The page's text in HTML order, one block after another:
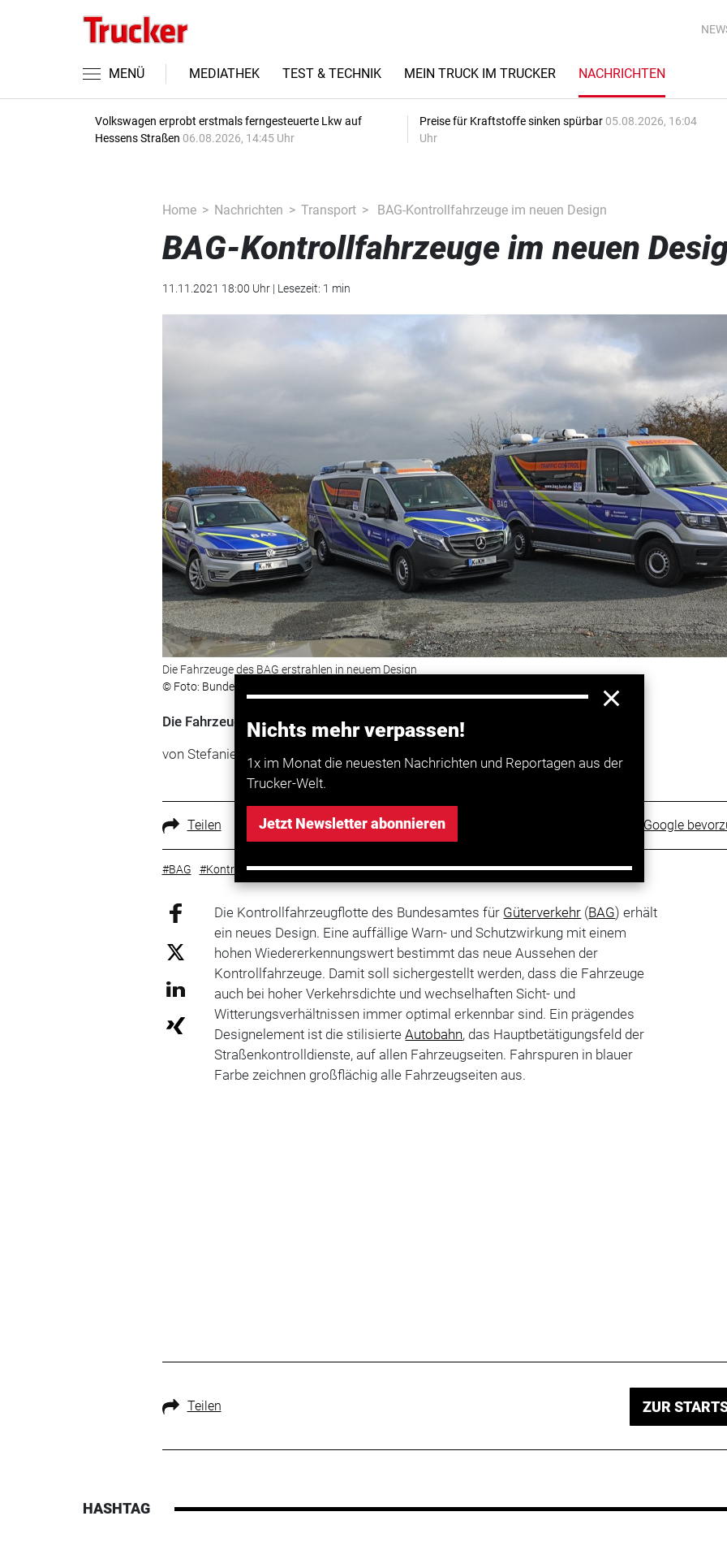
MENÜ MEDIATHEK TEST & TECHNIK MEIN TRUCK IM TRUCKER NACHRICHTEN
Volkswagen erprobt erstmals ferngesteuerte Lkw auf
Hessens Straßen 06.08.2026, 14:45 Uhr
Preise für Kraftstoffe sinken spürbar 05.08.2026, 16:04
Uhr
Home Nachrichten Transport BAG-Kontrollfahrzeuge im neuen Design
BAG-Kontrollfahrzeuge im neuen
11.11.2021 18:00 Uhr | Lesezeit: 1 min
Die Fahrzeuge des BAG erstrahlen in neuem Design
© Foto: Bundesamt für Güterverkehr (BAG), Köln
Die Fahrzeuge ziert jetzt eine stilisierte Autobahn auf allen Seiten.
von Stefanie Schuhmacher
Teilen Trucker bei Google
#BAG #Kontrolle #fahrzeuge
Nichts mehr verpassen!
1x im Monat die neuesten Nachrichten und Reportagen aus der
Trucker-Welt.
Jetzt Newsletter abonnieren
Die Kontrollfahrzeugflotte des Bundesamtes für Güterverkehr (BAG) erhält
ein neues Design. Eine auffällige Warn- und Schutzwirkung mit einem
hohen Wiedererkennungswert bestimmt das neue Aussehen der
Kontrollfahrzeuge. Damit soll sichergestellt werden, dass die Fahrzeuge
auch bei hoher Verkehrsdichte und wechselhaften Sicht- und
Witterungsverhältnissen immer optimal erkennbar sind. Ein prägendes
Designelement ist die stilisierteAutobahn, das Hauptbetätigungsfeld der
Straßenkontrolldienste, auf allen Fahrzeugseiten. Fahrspuren in blauer
Farbe zeichnen großflächig alle Fahrzeugseiten aus.
Teilen ZUR
HASHTAG